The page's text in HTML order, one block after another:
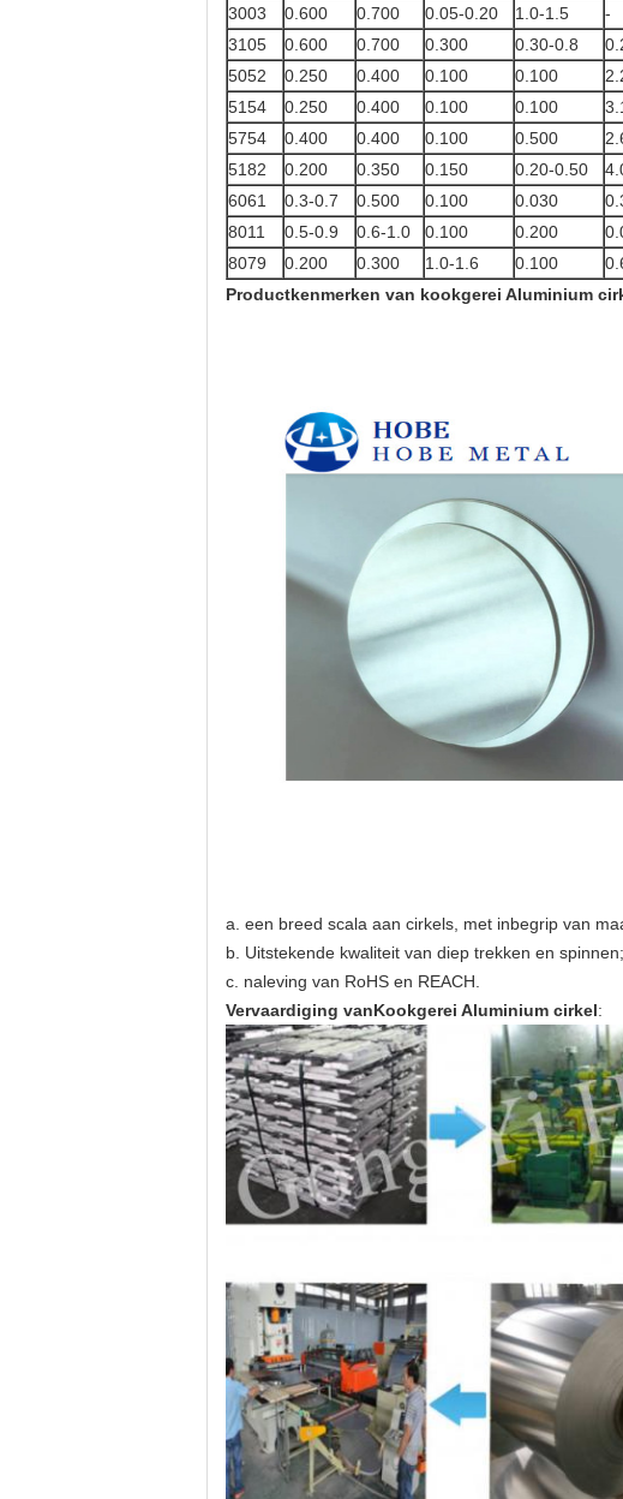
3003
0.600 0.700 0.05-0.20 1.0-1.5 -
3105
0.600 0.700 0.300 0.30-0.8
5052
0.250 0.400 0.100 0.100
5154
0.250 0.400 0.100 0.100
5754
0.400 0.400 0.100 0.500
5182
0.200 0.350 0.150 0.20-0.50
6061
0.3-0.7 0.500 0.100 0.030
8011
0.5-0.9 0.6-1.0 0.100 0.200
8079
0.200 0.300 1.0-1.6 0.100
Productkenmerken van kookgerei Aluminium
a. een breed scala aan cirkels, met inbegrip van
b. Uitstekende kwaliteit van diep trekken en spinnen;
c. naleving van RoHS en REACH.
Vervaardiging vanKookgerei Aluminium cirkel: